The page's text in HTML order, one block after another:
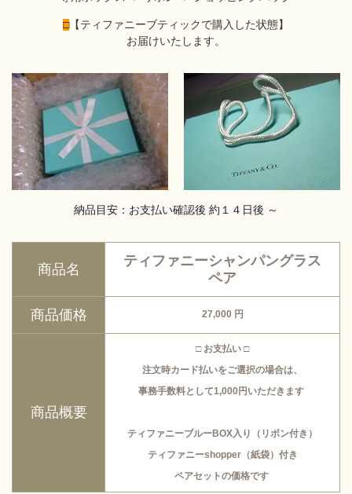
□【ティファニーブティックで購入した状態】
お届けいたします。
納品目安：お支払い確認後 約１４日後 ～
商品名
ティファニーシャンパングラス
ペア
商品価格 27,000 円
商品概要
□ お支払い □
注文時カード払いをご選択の場合は、
事務手数料として1,000円いただきます
ティファニーブルーBOX入り（リボン付き）
ティファニーshopper（紙袋）付き
ペアセットの価格です